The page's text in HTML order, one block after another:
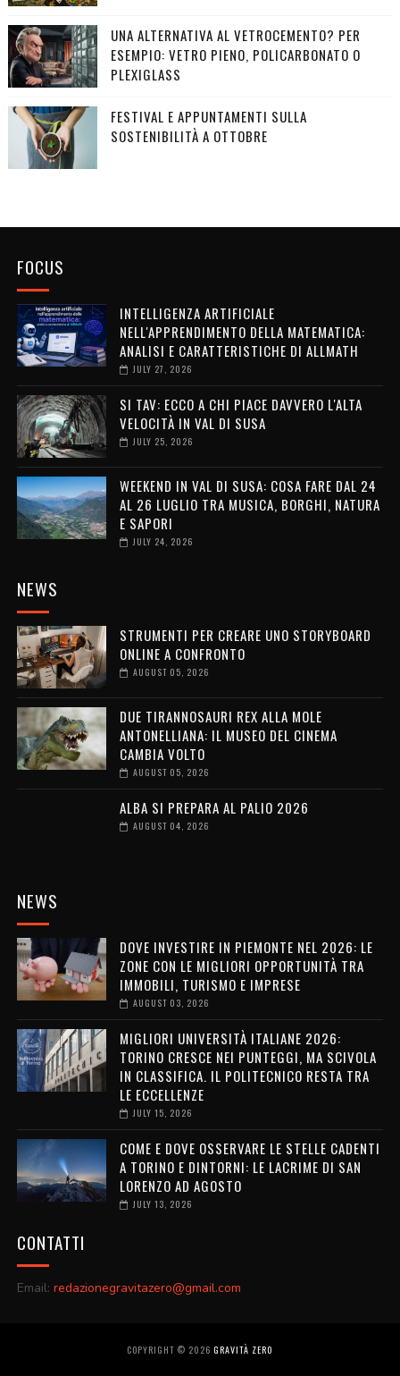
UNA ALTERNATIVA AL VETROCEMENTO? PER
ESEMPIO: VETRO PIENO, POLICARBONATO O
PLEXIGLASS
FESTIVAL E APPUNTAMENTI SULLA
SOSTENIBILITÀ A OTTOBRE
FOCUS
INTELLIGENZA ARTIFICIALE
NELL'APPRENDIMENTO DELLA MATEMATICA:
ANALISI E CARATTERISTICHE DI ALLMATH
JULY 27, 2026
SI TAV: ECCO A CHI PIACE DAVVERO L'ALTA
VELOCITÀ IN VAL DI SUSA
JULY 25, 2026
WEEKEND IN VAL DI SUSA: COSA FARE DAL 24
AL 26 LUGLIO TRA MUSICA, BORGHI, NATURA
E SAPORI
JULY 24, 2026
NEWS
STRUMENTI PER CREARE UNO STORYBOARD
ONLINE A CONFRONTO
AUGUST 05, 2026
DUE TIRANNOSAURI REX ALLA MOLE
ANTONELLIANA: IL MUSEO DEL CINEMA
CAMBIA VOLTO
AUGUST 05, 2026
ALBA SI PREPARA AL PALIO 2026
AUGUST 04, 2026
NEWS
DOVE INVESTIRE IN PIEMONTE NEL 2026: LE
ZONE CON LE MIGLIORI OPPORTUNITÀ TRA
IMMOBILI, TURISMO E IMPRESE
AUGUST 03, 2026
MIGLIORI UNIVERSITÀ ITALIANE 2026:
TORINO CRESCE NEI PUNTEGGI, MA SCIVOLA
IN CLASSIFICA. IL POLITECNICO RESTA TRA
LE ECCELLENZE
JULY 15, 2026
COME E DOVE OSSERVARE LE STELLE CADENTI
A TORINO E DINTORNI: LE LACRIME DI SAN
LORENZO AD AGOSTO
JULY 13, 2026
CONTATTI
Email: redazionegravitazero@gmail.com
COPYRIGHT © 2026GRAVITÀ ZERO